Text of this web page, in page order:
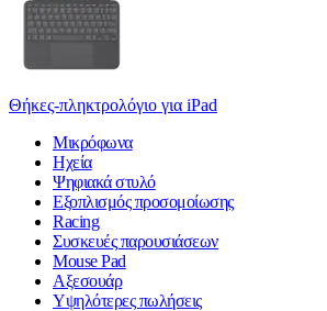
Θήκες-πληκτρολόγιο για iPad
Μικρόφωνα
Ηχεία
Ψηφιακά στυλό
Εξοπλισμός προσομοίωσης
Racing
Συσκευές παρουσιάσεων
Mouse Pad
Αξεσουάρ
Υψηλότερες πωλήσεις